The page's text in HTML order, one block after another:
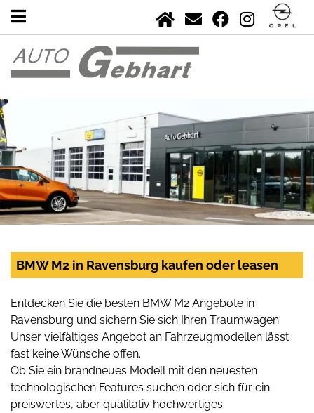
BMW M2 in Ravensburg kaufen oder leasen
Entdecken Sie die besten BMW M2 Angebote in
Ravensburg und sichern Sie sich Ihren Traumwagen.
Unser vielfältiges Angebot an Fahrzeugmodellen lässt
fast keine Wünsche offen.
Ob Sie ein brandneues Modell mit den neuesten
technologischen Features suchen oder sich für ein
preiswertes, aber qualitativ hochwertiges